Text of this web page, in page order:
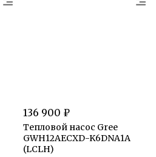
136 900 ₽
Тепловой насос Gree
GWH12AECXD-K6DNA1A
(LCLH)